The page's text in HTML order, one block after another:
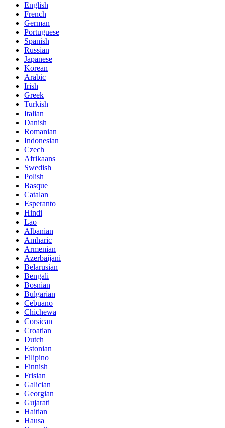
English
French
German
Portuguese
Spanish
Russian
Japanese
Korean
Arabic
Irish
Greek
Turkish
Italian
Danish
Romanian
Indonesian
Czech
Afrikaans
Swedish
Polish
Basque
Catalan
Esperanto
Hindi
Lao
Albanian
Amharic
Armenian
Azerbaijani
Belarusian
Bengali
Bosnian
Bulgarian
Cebuano
Chichewa
Corsican
Croatian
Dutch
Estonian
Filipino
Finnish
Frisian
Galician
Georgian
Gujarati
Haitian
Hausa